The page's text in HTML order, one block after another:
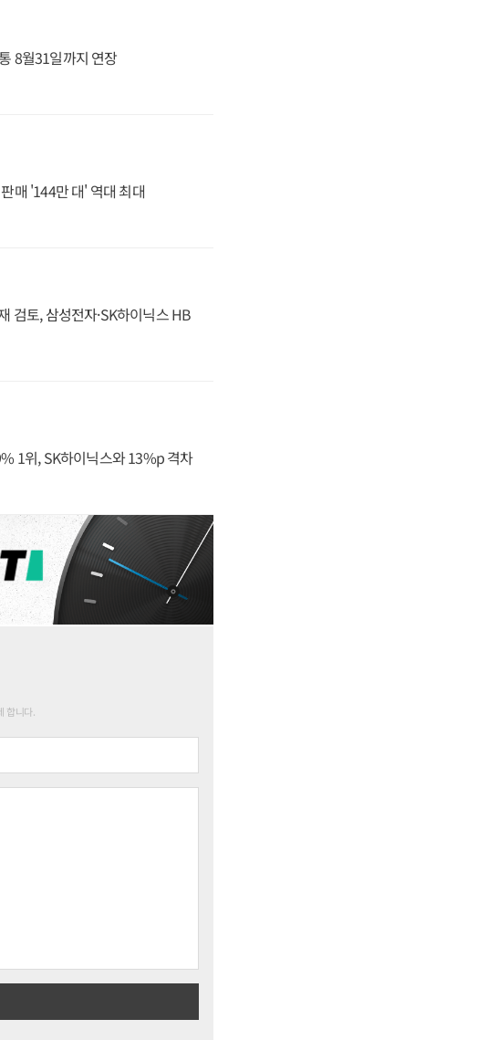
8월31일까지 연장
매 '144만 대' 역대 최대
검토, 삼성전자·SK하이닉스 HB
1위, SK하이닉스와 13%p 격차
합니다.